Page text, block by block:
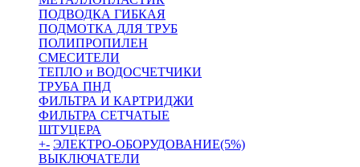
ПОДВОДКА ГИБКАЯ
ПОДМОТКА ДЛЯ ТРУБ
ПОЛИПРОПИЛЕН
СМЕСИТЕЛИ
ТЕПЛО и ВОДОСЧЕТЧИКИ
ТРУБА ПНД
ФИЛЬТРА И КАРТРИДЖИ
ФИЛЬТРА СЕТЧАТЫЕ
ШТУЦЕРА
+- ЭЛЕКТРО-ОБОРУДОВАНИЕ(5%)
ВЫКЛЮЧАТЕЛИ